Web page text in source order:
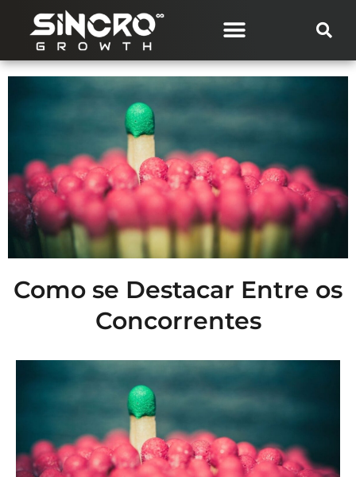
Como se Destacar Entre os
Concorrentes